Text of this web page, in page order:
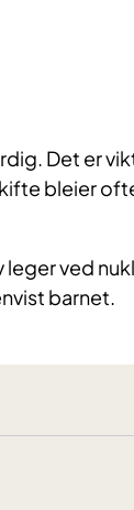
Det er
bleier
ved
barnet.